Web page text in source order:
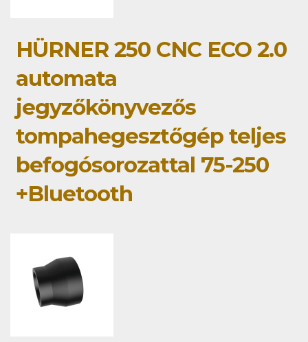
HÜRNER 250 CNC ECO 2.0
automata
jegyzőkönyvezős
tompahegesztőgép teljes
befogósorozattal 75-250
+Bluetooth